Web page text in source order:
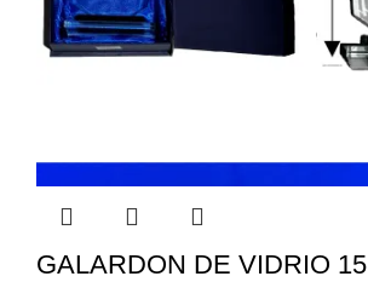
GALARDON DE VIDRIO